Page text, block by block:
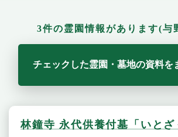
3件の霊園情報があります(与
チェックした霊園・墓地の資料を
林鐘寺 永代供養付墓「いとざ